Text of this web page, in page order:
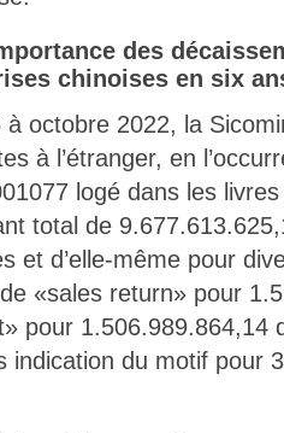
des
chinoises en six
octobre 2022, la
à l’étranger, en
logé dans les
total de
et d’elle-même pour
«sales return» pour
pour 1.506.989.864,14
indication du motif pour